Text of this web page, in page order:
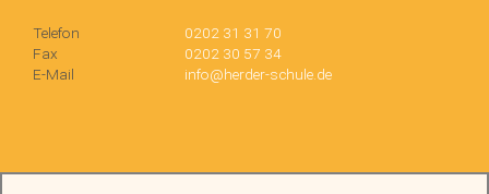
Telefon
0202 31 31 70
Fax
0202 30 57 34
E-Mail
info@herder-schule.de